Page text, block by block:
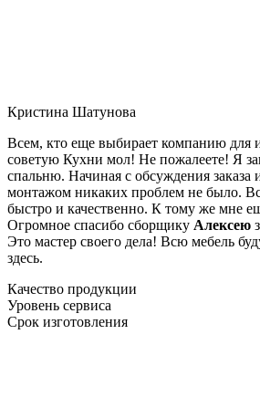
Кристина Шатунова
Всем, кто еще выбирает компанию для
советую Кухни мол! Не пожалеете! Я
спальню. Начиная с обсуждения заказа
монтажом никаких проблем не было.
быстро и качественно. К тому же мне
Огромное спасибо сборщику Алексею
Это мастер своего дела! Всю мебель
здесь.
Качество продукции
Уровень сервиса
Срок изготовления